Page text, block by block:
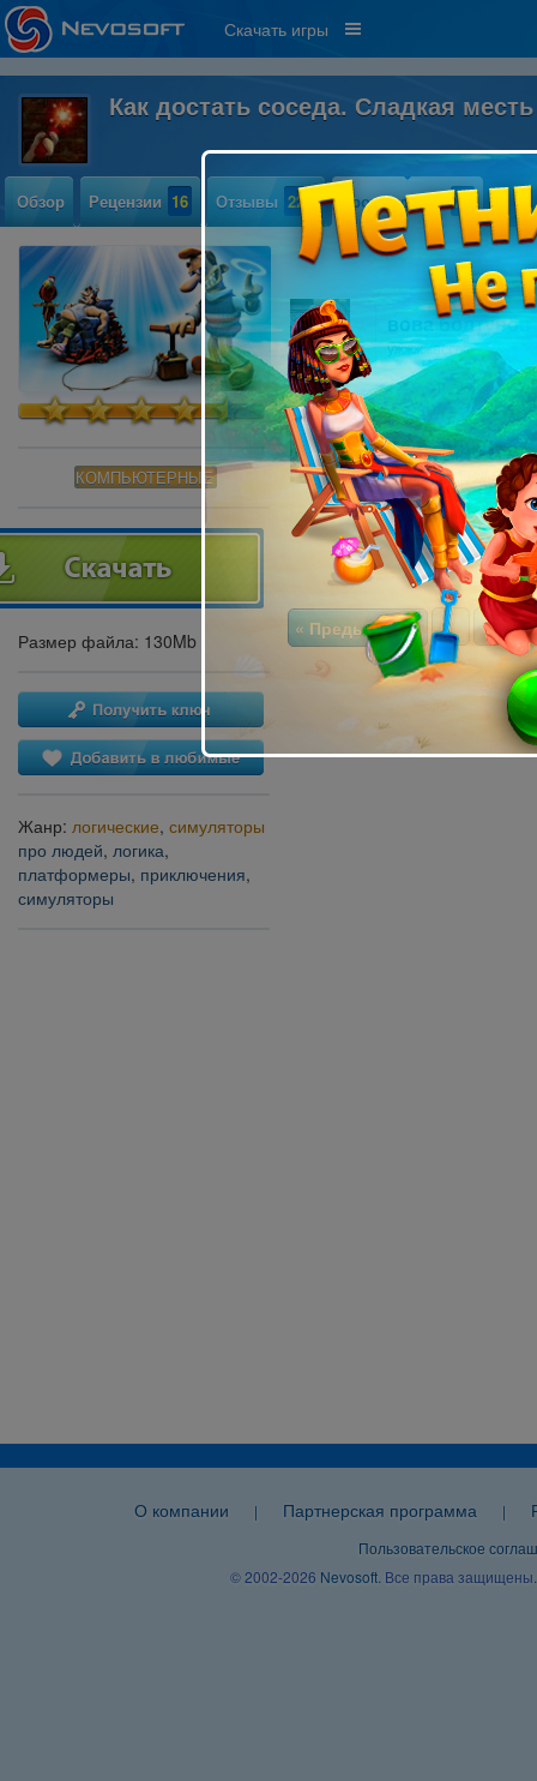
Скачать игры
Как достать соседа. Сладкая
Обзор Рецензии 16 Отзывы 228 Прохождение 22
КОМПЬЮТЕРНЫЕ
Размер файла: 130Mb
Жанр: логические, симуляторы
про людей, логика,
платформеры, приключения,
симуляторы
вова болтунов
ужжжжасссс
Екатерина
Народ, не
Везде ею уже
делать?
« Предыдущая 1 2
О компании | Партнерская программа |
Пользовательское
© 2002-2026 Nevosoft . Все права защищены